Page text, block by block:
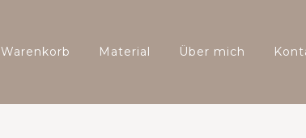
Warenkorb Material Über mich